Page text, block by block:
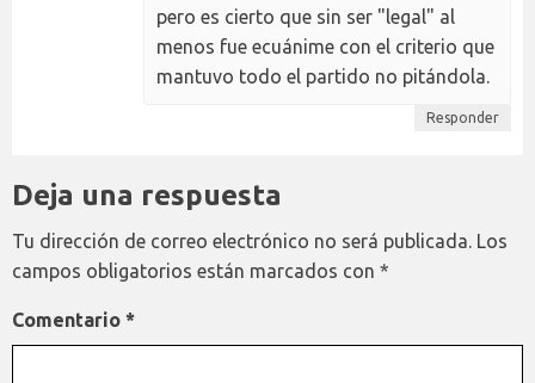
pero es cierto que sin ser "legal" al
menos fue ecuánime con el criterio que
mantuvo todo el partido no pitándola.
Responder
Deja una respuesta
Tu dirección de correo electrónico no será publicada. Los
campos obligatorios están marcados con *
Comentario *